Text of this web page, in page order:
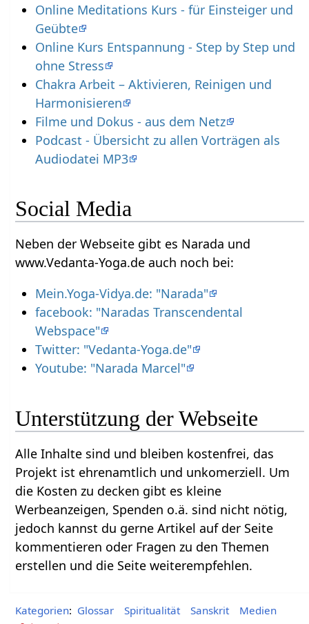
Online Meditations Kurs - für Einsteiger und
Geübte
Online Kurs Entspannung - Step by Step und
ohne Stress
Chakra Arbeit – Aktivieren, Reinigen und
Harmonisieren
Filme und Dokus - aus dem Netz
Podcast - Übersicht zu allen Vorträgen als
Audiodatei MP3
Social Media
Neben der Webseite gibt es Narada und
www.Vedanta-Yoga.de auch noch bei:
Mein.Yoga-Vidya.de: "Narada"
facebook: "Naradas Transcendental
Webspace"
Twitter: "Vedanta-Yoga.de"
Youtube: "Narada Marcel"
Unterstützung der Webseite
Alle Inhalte sind und bleiben kostenfrei, das
Projekt ist ehrenamtlich und unkomerziell. Um
die Kosten zu decken gibt es kleine
Werbeanzeigen, Spenden o.ä. sind nicht nötig,
jedoch kannst du gerne Artikel auf der Seite
kommentieren oder Fragen zu den Themen
erstellen und die Seite weiterempfehlen.
Kategorien: Glossar Spiritualität Sanskrit
Medien